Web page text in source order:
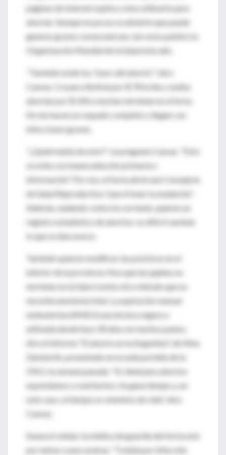
páginas de Internet explica cómo utilizarlo para
abortar. Aunque en pocas se advierte que puede
generar graves consecuencias, tal como publicó la
Organización Mundial de la Salud este año.
"También están los 'tours del aborto'", dice
Cuevas. Cruzan a Bolivia por $ 78 la ida y vuelta;
abortan por $ 100 y muchas terminan en el Soria.
No les hacen un raspado completo y llegan con
infecciones graves.
"¿Quién habla de esto?", se pregunta Cuevas. "Esto
se evita con buena atención primaria e
información". Por eso, el Soria abrió una Consejería
de Salud Reproductiva "para frenar la avalancha".
Además, nadando contra la corriente, quieren un
registro estadístico de abortos: es difícil cambiar
lo que se desconoce.
También quieren modificar las prácticas en el
interior de la provincia. Para que las jujeñas no
terminen en la Sala 6 existe otro método que no
necesita anestesia total. La aspiración manual
endouterina (AMEU) una técnica segura y
utilizada desde hace 30 años en muchos países,
dice el informe "El aborto en la Argentina", de Nina
Zamberlin, presentado en la sede porteña de la
ONU, la semana pasada. "Es ideal para abortos
espontáneos o mal hechos. Se gana tiempo y, en
este caso, el tiempo es sinónimo de vida", dice
Cuevas.
Suena el celular, la médica de guardia del Soria está
por entrar a una cesárea. "Tratála por infección